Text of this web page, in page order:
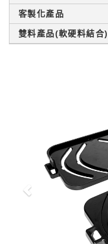
客製化產品
雙料產品(軟硬料結合)